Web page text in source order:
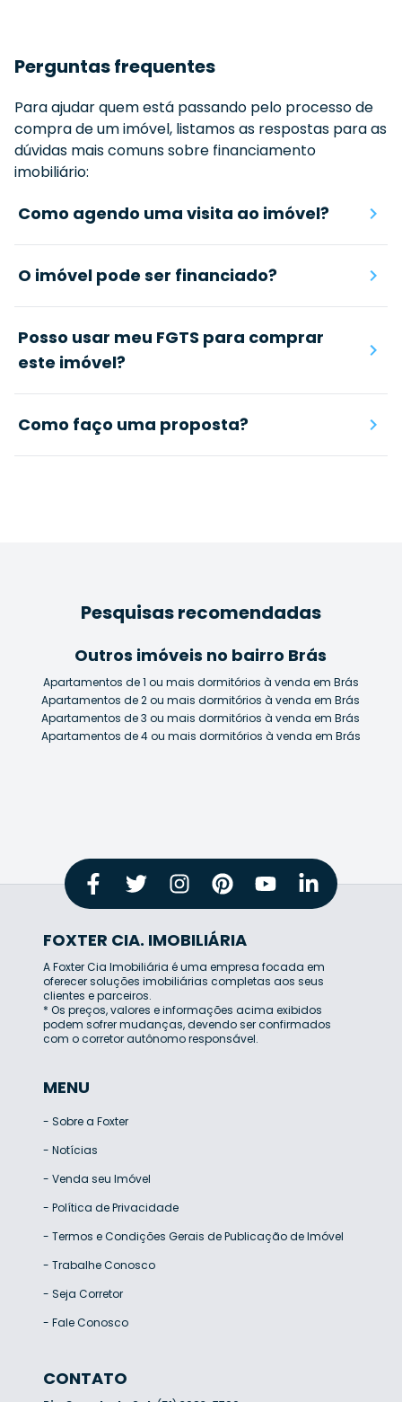
Perguntas frequentes
Para ajudar quem está passando pelo processo de
compra de um imóvel, listamos as respostas para as
dúvidas mais comuns sobre financiamento
imobiliário:
Como agendo uma visita ao imóvel?
O imóvel pode ser financiado?
Posso usar meu FGTS para comprar
este imóvel?
Como faço uma proposta?
Pesquisas recomendadas
Outros imóveis no bairro Brás
Apartamentos de 1 ou mais dormitórios à venda em Brás
Apartamentos de 2 ou mais dormitórios à venda em Brás
Apartamentos de 3 ou mais dormitórios à venda em Brás
Apartamentos de 4 ou mais dormitórios à venda em Brás
FOXTER CIA. IMOBILIÁRIA
A Foxter Cia Imobiliária é uma empresa focada em
oferecer soluções imobiliárias completas aos seus
clientes e parceiros.
* Os preços, valores e informações acima exibidos
podem sofrer mudanças, devendo ser confirmados
com o corretor autônomo responsável.
MENU
- Sobre a Foxter
- Notícias
- Venda seu Imóvel
- Política de Privacidade
- Termos e Condições Gerais de Publicação de Imóvel
- Trabalhe Conosco
- Seja Corretor
- Fale Conosco
CONTATO